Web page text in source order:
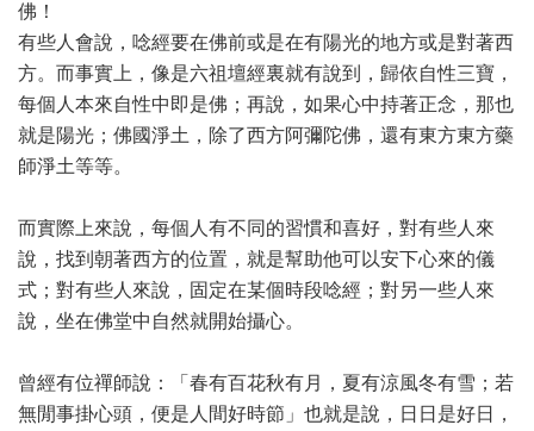
佛！
有些人會說，唸經要在佛前或是在有陽光的地方或是對著西
方。而事實上，像是六祖壇經裏就有說到，歸依自性三寶，
每個人本來自性中即是佛；再說，如果心中持著正念，那也
就是陽光；佛國淨土，除了西方阿彌陀佛，還有東方東方藥
師淨土等等。
而實際上來說，每個人有不同的習慣和喜好，對有些人來
說，找到朝著西方的位置，就是幫助他可以安下心來的儀
式；對有些人來說，固定在某個時段唸經；對另一些人來
說，坐在佛堂中自然就開始攝心。
曾經有位禪師說：「春有百花秋有月，夏有涼風冬有雪；若
無閒事掛心頭，便是人間好時節」也就是說，日日是好日，